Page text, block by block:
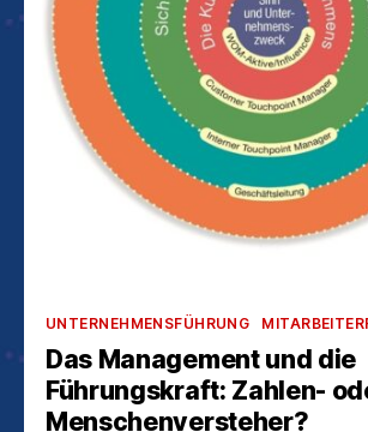
Kategorien
UNTERNEHMENSFÜHRUNG
Das Management und die
Führungskraft: Zahlen-
Menschenversteher?